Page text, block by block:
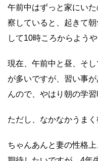
午前中はずっと家にい
察していると、起きて
して10時ころからようや
現在、午前中と昼、そ
が多いですが、習い事
んので、やはり朝の学
ただし、なかなかうま
ちゃんあんと妻の性格